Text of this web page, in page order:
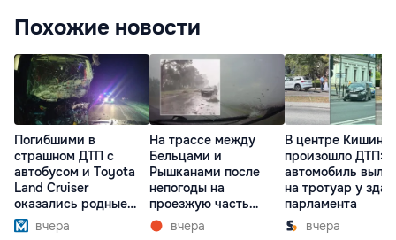
Похожие новости
Погибшими в
страшном ДТП с
автобусом и Toyota
Land Cruiser
оказались родные
братьявчера
На трассе между
Бельцами и
Рышканами после
непогоды на
проезжую часть
упали деревья
вчера
В центре
произошло ДТП:
автомобиль
на тротуар у
парламента
вчера